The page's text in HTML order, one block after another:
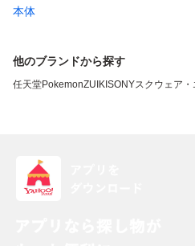
本体
他のブランドから探す
任天堂PokemonZUIKI SONYスクウェア